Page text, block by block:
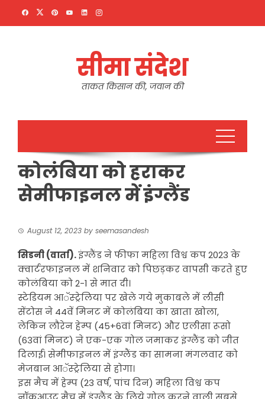
सीमा संदेश
ताकत किसान की, जवान की
कोलंबिया को हराकर
सेमीफाइनल में इंग्लैंड
August 12, 2023 by seemasandesh
सिडनी (वार्ता).इंग्लैंड ने फीफा महिला विश्व कप 2023 के
क्वार्टरफाइनल में शनिवार को पिछड़कर वापसी करते हुए
कोलंबिया को 2-1 से मात दी।
स्टेडियम आॅस्ट्रेलिया पर खेले गये मुकाबले में लीसी
सेंटोस ने 44वें मिनट में कोलंबिया का खाता खोला,
लेकिन लौरेन हेम्प (45+6वां मिनट) और एलीसा रूसो
(63वां मिनट) ने एक-एक गोल जमाकर इंग्लैंड को जीत
दिलाई। सेमीफाइनल में इंग्लैंड का सामना मंगलवार को
मेजबान आॅस्ट्रेलिया से होगा।
इस मैच में हेम्प (23 वर्ष, पांच दिन) महिला विश्व कप